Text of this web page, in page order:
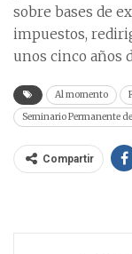
sobre bases de
impuestos,
unos cinco años
Al momento
Seminario Permanente
Compartir